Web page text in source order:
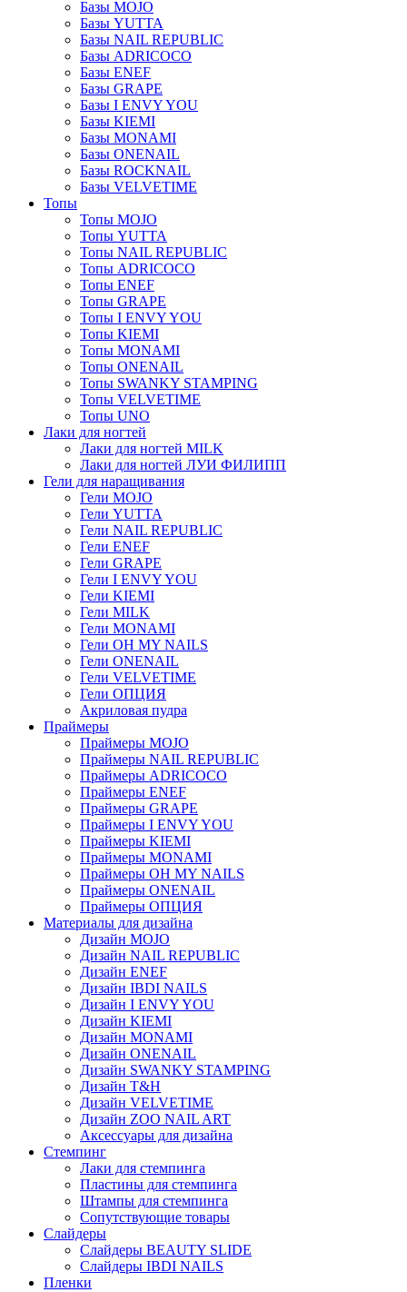
Базы MOJO
Базы YUTTA
Базы NAIL REPUBLIC
Базы ADRICOCO
Базы ENEF
Базы GRAPE
Базы I ENVY YOU
Базы KIEMI
Базы MONAMI
Базы ONENAIL
Базы ROCKNAIL
Базы VELVETIME
Топы
Топы MOJO
Топы YUTTA
Топы NAIL REPUBLIC
Топы ADRICOCO
Топы ENEF
Топы GRAPE
Топы I ENVY YOU
Топы KIEMI
Топы MONAMI
Топы ONENAIL
Топы SWANKY STAMPING
Топы VELVETIME
Топы UNO
Лаки для ногтей
Лаки для ногтей MILK
Лаки для ногтей ЛУИ ФИЛИПП
Гели для наращивания
Гели MOJO
Гели YUTTA
Гели NAIL REPUBLIC
Гели ENEF
Гели GRAPE
Гели I ENVY YOU
Гели KIEMI
Гели MILK
Гели MONAMI
Гели OH MY NAILS
Гели ONENAIL
Гели VELVETIME
Гели ОПЦИЯ
Акриловая пудра
Праймеры
Праймеры MOJO
Праймеры NAIL REPUBLIC
Праймеры ADRICOCO
Праймеры ENEF
Праймеры GRAPE
Праймеры I ENVY YOU
Праймеры KIEMI
Праймеры MONAMI
Праймеры OH MY NAILS
Праймеры ONENAIL
Праймеры ОПЦИЯ
Материалы для дизайна
Дизайн MOJO
Дизайн NAIL REPUBLIC
Дизайн ENEF
Дизайн IBDI NAILS
Дизайн I ENVY YOU
Дизайн KIEMI
Дизайн MONAMI
Дизайн ONENAIL
Дизайн SWANKY STAMPING
Дизайн T&H
Дизайн VELVETIME
Дизайн ZOO NAIL ART
Аксессуары для дизайна
Стемпинг
Лаки для стемпинга
Пластины для стемпинга
Штампы для стемпинга
Сопутствующие товары
Слайдеры
Слайдеры BEAUTY SLIDE
Слайдеры IBDI NAILS
Пленки